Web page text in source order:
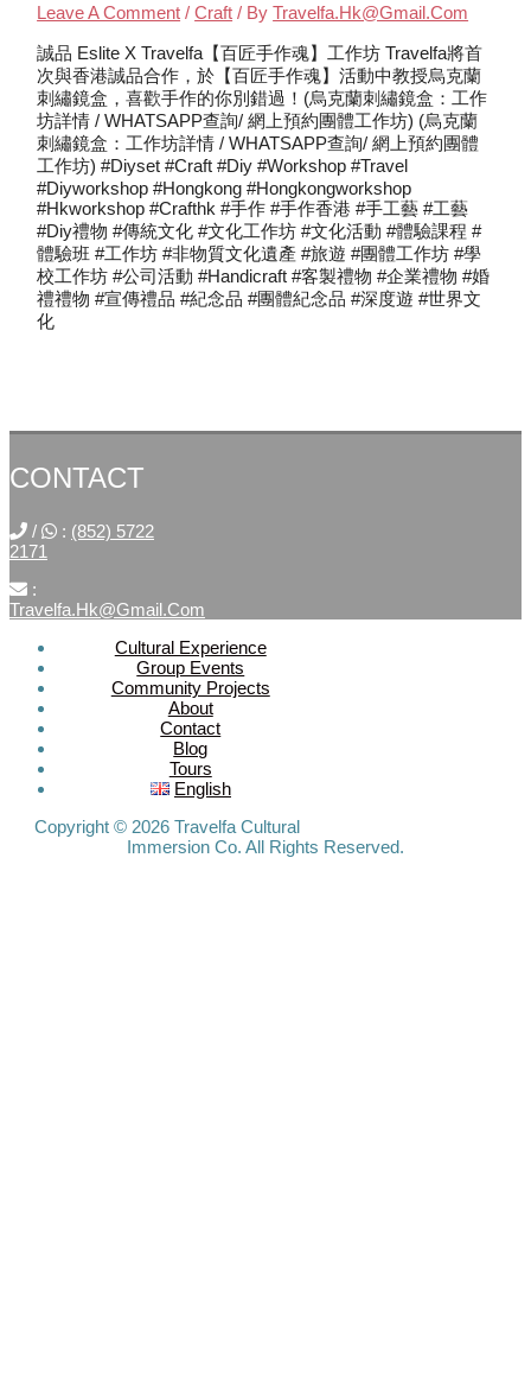
Leave A Comment /Craft / ByTravelfa.hk@gmail.com
誠品 Eslite X Travelfa【百匠手作魂】工作坊 Travelfa將首
次與香港誠品合作，於【百匠手作魂】活動中教授烏克蘭
刺繡鏡盒，喜歡手作的你別錯過！(烏克蘭刺繡鏡盒：工作
坊詳情 / WHATSAPP查詢/ 網上預約團體工作坊) (烏克蘭
刺繡鏡盒：工作坊詳情 / WHATSAPP查詢/ 網上預約團體
工作坊) #diyset #craft #diy #workshop #travel
#diyworkshop #hongkong #hongkongworkshop
#hkworkshop #crafthk #手作 #手作香港 #手工藝 #工藝
#diy禮物 #傳統文化 #文化工作坊 #文化活動 #體驗課程 #
體驗班 #工作坊 #非物質文化遺產 #旅遊 #團體工作坊 #學
校工作坊 #公司活動 #handicraft #客製禮物 #企業禮物 #婚
禮禮物 #宣傳禮品 #紀念品 #團體紀念品 #深度遊 #世界文
化
CONTACT
/ : (852) 5722
2171
:
Travelfa.hk@gmail.com
Cultural Experience
Group Events
Community Projects
About
Contact
Blog
Tours
English
Copyright © 2026 Travelfa Cultural
Immersion Co. All Rights Reserved.